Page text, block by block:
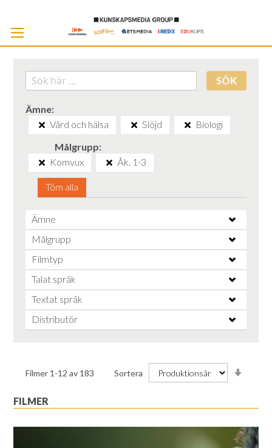
SÖK
Ämne
Vård och hälsa
Slöjd
Biologi
Målgrupp
Komvux
Åk. 1-3
Töm alla
Ämne
Målgrupp
Filmtyp
Talat språk
Textat språk
Distributör
Filmer 1 -12 av 183 Sortera
FILMER